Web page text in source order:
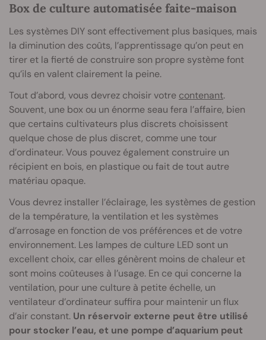
Box de culture automatisée faite-maison
Les systèmes DIY sont effectivement plus basiques, mais
la diminution des coûts, l’apprentissage qu’on peut en
tirer et la fierté de construire son propre système font
qu’ils en valent clairement la peine.
Tout d’abord, vous devrez choisir votre contenant.
Souvent, une box ou un énorme seau fera l’affaire, bien
que certains cultivateurs plus discrets choisissent
quelque chose de plus discret, comme une tour
d’ordinateur. Vous pouvez également construire un
récipient en bois, en plastique ou fait de tout autre
matériau opaque.
Vous devrez installer l’éclairage, les systèmes de gestion
de la température, la ventilation et les systèmes
d’arrosage en fonction de vos préférences et de votre
environnement. Les lampes de culture LED sont un
excellent choix, car elles génèrent moins de chaleur et
sont moins coûteuses à l’usage. En ce qui concerne la
ventilation, pour une culture à petite échelle, un
ventilateur d’ordinateur suffira pour maintenir un flux
d’air constant. Un réservoir externe peut être utilisé
pour stocker l’eau, et une pompe d’aquarium peut